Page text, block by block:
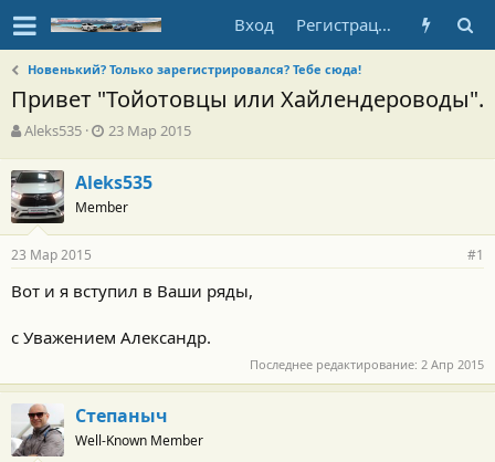
Вход Регистрация
Новенький? Только зарегистрировался? Тебе сюда!
Привет "Тойотовцы или Хайлендероводы".
А
т
о
р
т
е
м
ы
Aleks535
Д
а
н
а
л
23 Мар 2015
Aleks535
Member
23 Мар 2015 #1
Вот и я вступил в Ваши ряды,
с Уважением Александр.
Последнее редактирование: 2 Апр 2015
Степаныч
Well-Known Member